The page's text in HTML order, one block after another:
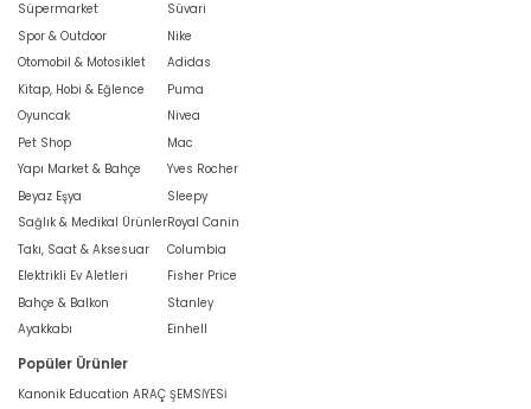
Süpermarket
Spor & Outdoor
Otomobil & Motosiklet
Kitap, Hobi & Eğlence
Oyuncak
Pet Shop
Yapı Market & Bahçe
Beyaz Eşya
Sağlık & Medikal Ürünler
Takı, Saat & Aksesuar
Elektrikli Ev Aletleri
Bahçe & Balkon
Ayakkabı
Süvari
Nike
Adidas
Puma
Nivea
Mac
Yves Rocher
Sleepy
Royal Canin
Columbia
Fisher Price
Stanley
Einhell
Popüler Ürünler
Kanonik Education ARAÇ ŞEMSİYESİ